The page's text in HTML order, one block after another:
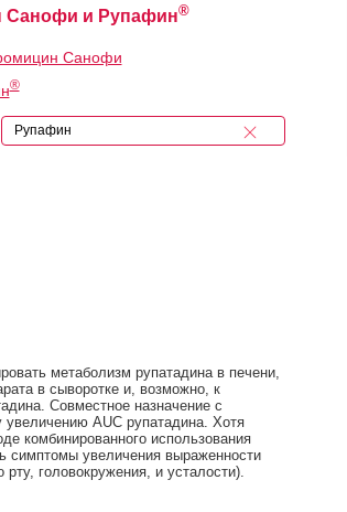
Санофи и Рупафин®
Санофи
®
метаболизм рупатадина в печени,
в сыворотке и, возможно, к
Совместное назначение с
увеличению AUC рупатадина. Хотя
комбинированного использования
симптомы увеличения выраженности
головокружения, и усталости).